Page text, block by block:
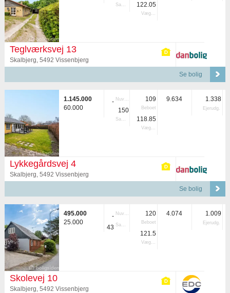
Samlet 122.05
Vægtet
Teglværksvej 13
Skalbjerg, 5492 Vissenbjerg
Se bolig
1.145.000
60.000
- Nuvær.
150
Samlet
109
Beboet
118.85
Vægtet
9.634 1.338
Ejerudg.
Lykkegårdsvej 4
Skalbjerg, 5492 Vissenbjerg
Se bolig
495.000
25.000
- Nuvær.
43 Samlet
120
Beboet
121.5
Vægtet
4.074 1.009
Ejerudg.
Skolevej 10
Skalbjerg, 5492 Vissenbjerg